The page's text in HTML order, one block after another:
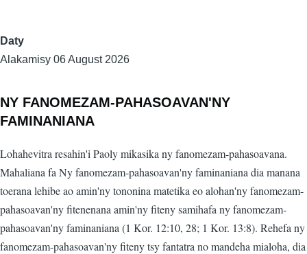
Daty
Alakamisy 06 August 2026
NY FANOMEZAM-PAHASOAVAN'NY
FAMINANIANA
Lohahevitra resahin'i Paoly mikasika ny fanomezam-pahasoavana.
Mahaliana fa Ny fanomezam-pahasoavan'ny faminaniana dia manana
toerana lehibe ao amin'ny tononina matetika eo alohan'ny fanomezam-
pahasoavan'ny fitenenana amin'ny fiteny samihafa ny fanomezam-
pahasoavan'ny faminaniana (1 Kor. 12:10, 28; 1 Kor. 13:8). Rehefa ny
fanomezam-pahasoavan'ny fiteny tsy fantatra no mandeha mialoha, dia